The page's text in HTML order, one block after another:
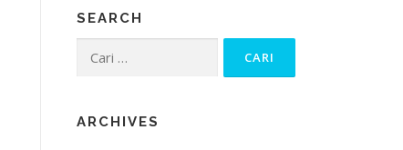
SEARCH
untuk:
ARCHIVES